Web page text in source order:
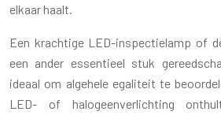
elkaar haalt.
Een krachtige LED-inspectielamp of
een ander essentieel stuk
ideaal om algehele egaliteit te
LED- of halogeenverlichting